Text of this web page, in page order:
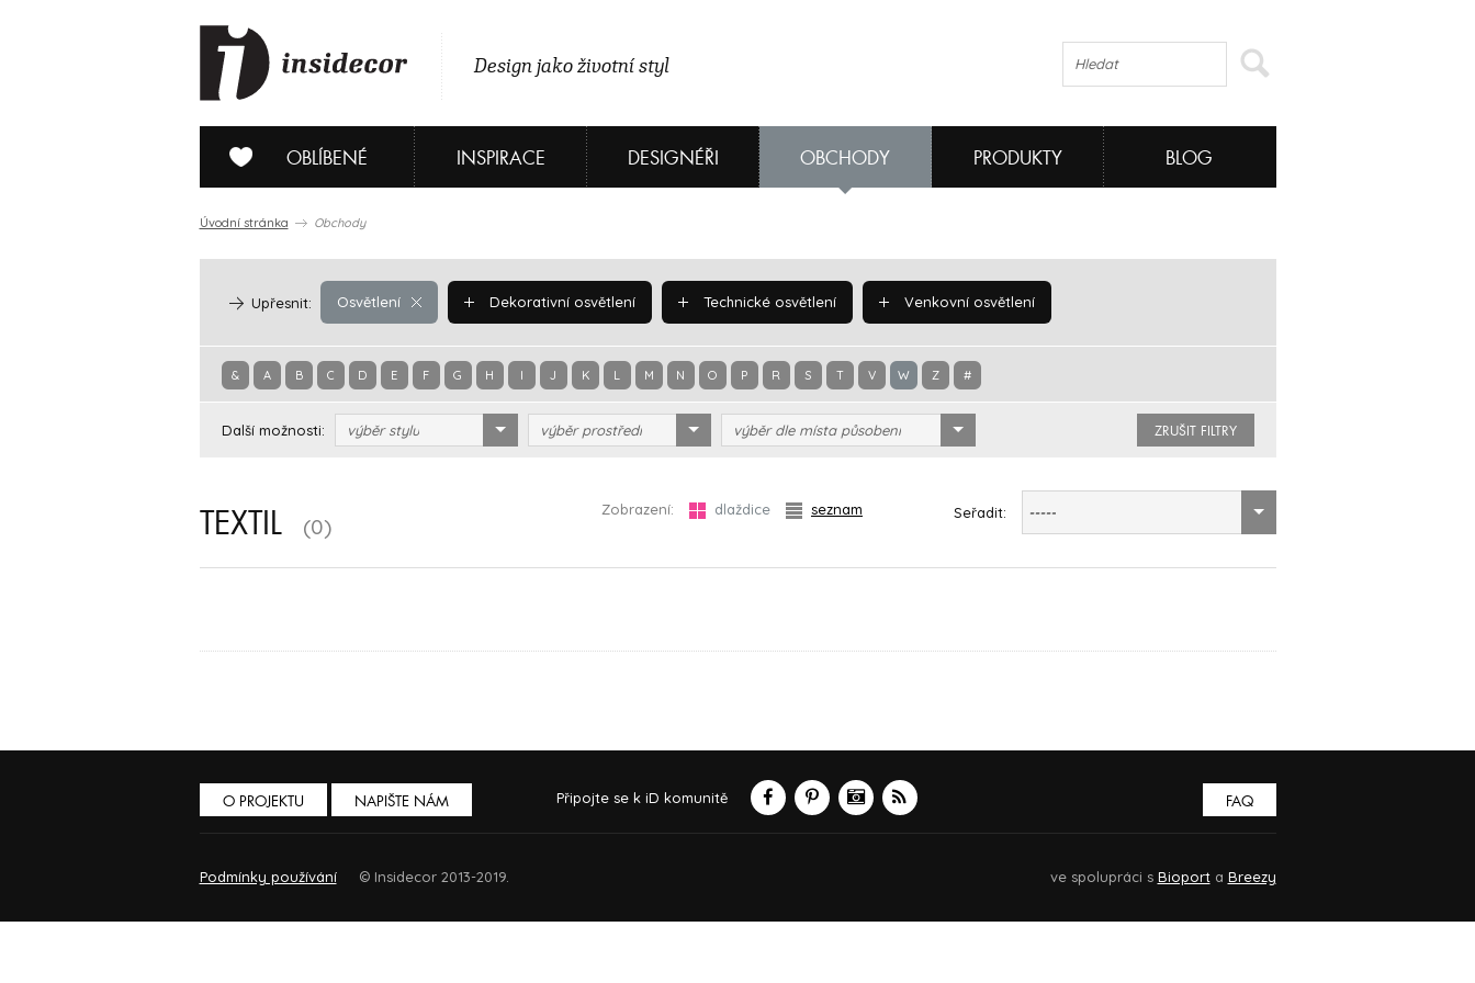
Design jako životní styl
OBLÍBENÉ INSPIRACE DESIGNÉŘI OBCHODY PRODUKTY BLOG
Úvodní stránka Obchody
Osvětlení
Upřesnit: Dekorativní osvětlení Technické osvětlení Venkovní osvětlení
& A B C D E F G H I J K L M N O P R S T V W Z #
Další možnosti: výběr stylu výběr prostředí výběr dle místa působení ZRUŠIT FILTRY
TEXTIL (0)
Zobrazení: dlaždice seznam Seřadit: -----
O PROJEKTU NAPIŠTE NÁM Připojte se k iD komunitě FAQ
Podmínky používání © Insidecor 2013-2019. ve spolupráci s Bioporta Breezy